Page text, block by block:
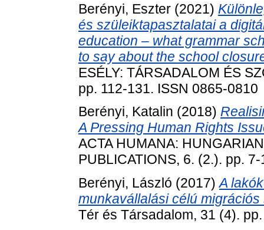
Berényi, Eszter (2021)
és szüleiktapasztalatai a
education – what grammar
to say about the school
ESÉLY: TÁRSADALOM ÉS
pp. 112-131. ISSN 0865-0810
Berényi, Katalin (2018)
A Pressing Human Rights
ACTA HUMANA:
PUBLICATIONS, 6. (2.). pp.
Berényi, László (2017)A
munkavállalási célú
Tér és Társadalom, 31 (4).